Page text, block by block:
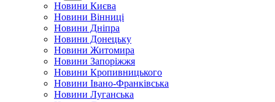
Новини Києва
Новини Вінниці
Новини Дніпра
Новини Донецьку
Новини Житомира
Новини Запоріжжя
Новини Кропивницького
Новини Івано-Франківська
Новини Луганська